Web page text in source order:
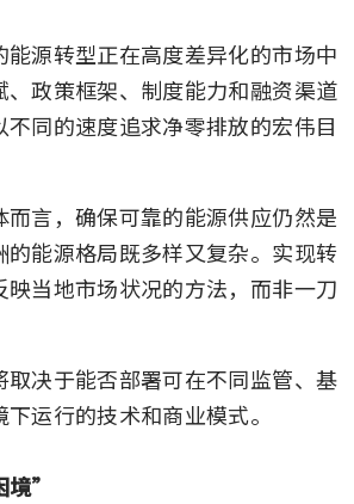
能源转型正在高度差异化的市场中
、政策框架、制度能力和融资渠道
同的速度追求净零排放的宏伟目
而言，确保可靠的能源供应仍然是
的能源格局既多样又复杂。实现转
当地市场状况的方法，而非一刀
决于能否部署可在不同监管、基
运行的技术和商业模式。
”